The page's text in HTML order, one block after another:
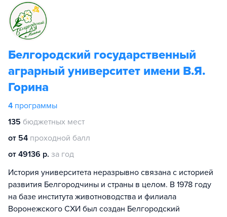
Белгородский государственный
аграрный университет имени В.Я.
Горина
4 программы
135 бюджетных мест
от 54 проходной балл
от 49136 р. за год
История университета неразрывно связана с историей
развития Белгородчины и страны в целом. В 1978 году
на базе института животноводства и филиала
Воронежского СХИ был создан Белгородский